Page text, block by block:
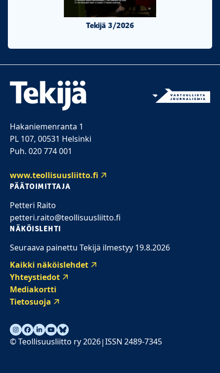
Tekijä 3/2026
Hakaniemenranta 1
PL 107, 00531 Helsinki
Puh. 020 774 001
www.teollisuusliitto.fi
PÄÄTOIMITTAJA
Petteri Raito
petteri.raito@teollisuusliitto.fi
NÄKÖISLEHTI
Seuraava painettu Tekijä ilmestyy 19.8.2026
Kaikki näköislehdet
Yhteystiedot
Mediakortti
Tietosuoja
© Teollisuusliitto ry 2026|ISSN 2489-7345